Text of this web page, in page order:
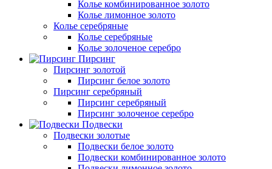
Колье комбинированное золото
Колье лимонное золото
Колье серебряные
Колье серебряные
Колье золоченое серебро
Пирсинг
Пирсинг золотой
Пирсинг белое золото
Пирсинг серебряный
Пирсинг серебряный
Пирсинг золоченое серебро
Подвески
Подвески золотые
Подвески белое золото
Подвески комбинированное золото